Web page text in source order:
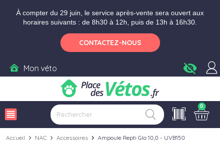
À compter du 29 juin, le service après-vente sera ouvert aux
horaires suivants : de 8h30 à 12h, puis de 13h à 16h30.
CONTACTEZ-NOUS
Mon véto visibility_off
view_headline
0
Accueil chevron_right NAC chevron_right Accessoires chevron_right Ampoule Repti Glo 10,0 - UVB150